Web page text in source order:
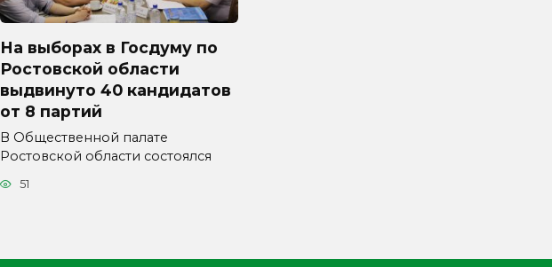
На выборах в Госдуму по
Ростовской области
выдвинуто 40 кандидатов
от 8 партий
В Общественной палате
Ростовской области состоялся
51